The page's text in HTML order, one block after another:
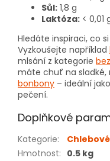
Sůl: 1,8 g
Laktóza: < 0,01
Hledáte inspiraci, co
Vyzkoušejte například
mlsání z kategorie
máte chuť na sladké,
bonbony – ideální
pečení.
Doplňkové
Kategorie:
Hmotnost: 0.5 kg